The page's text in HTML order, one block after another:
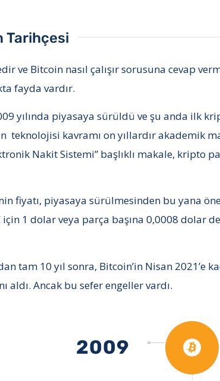
Tarihçesi
ve Bitcoin nasıl çalışır sorusuna cevap
fayda vardır.
yılında piyasaya sürüldü ve şu anda ilk
teknolojisi kavramı on yıllardır akademik
Nakit Sistemi” başlıklı makale, kripto
fiyatı, piyasaya sürülmesinden bu yana
için 1 dolar veya parça başına 0,0008 dolar
tam 10 yıl sonra, Bitcoin’in Nisan 2021’e
aldı. Ancak bu sefer engeller vardı.
2009